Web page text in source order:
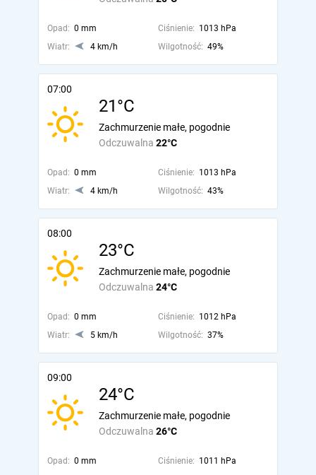
Opad: 0 mm Ciśnienie: 1013 hPa
Wiatr:
4 km/h Wilgotność: 49%
07:00
21°C
Odczuwalna 22°C
Zachmurzenie małe, pogodnie
Opad: 0 mm Ciśnienie: 1013 hPa
Wiatr:
4 km/h Wilgotność: 43%
08:00
23°C
Odczuwalna 24°C
Zachmurzenie małe, pogodnie
Opad: 0 mm Ciśnienie: 1012 hPa
Wiatr:
5 km/h Wilgotność: 37%
09:00
24°C
Odczuwalna 26°C
Zachmurzenie małe, pogodnie
Opad: 0 mm Ciśnienie: 1011 hPa